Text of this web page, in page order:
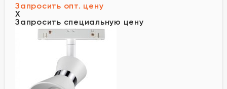
Запросить опт. цену
X
Запросить специальную цену